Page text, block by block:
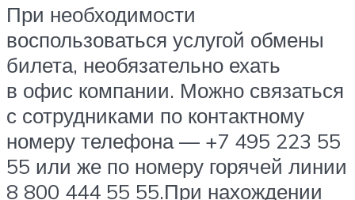
При необходимости
воспользоваться услугой обмены
билета, необязательно ехать
в офис компании. Можно связаться
с сотрудниками по контактному
номеру телефона — +7 495 223 55
55 или же по номеру горячей линии
8 800 444 55 55.При нахождении